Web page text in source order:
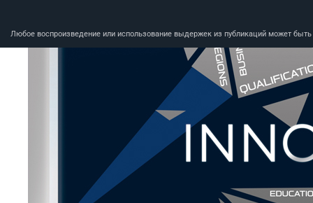
Любое воспроизведение или использование выдержек из публикаций может